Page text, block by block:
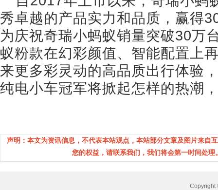
秀卓越的产品实力和品质，赢得
为庆祝奇瑞小蚂蚁销量突破30万
蚁粉款在幻彩颜值、智能配置上
来更多彩灵动的高品质出行体验
纯电小车冠军将掀起怎样的热潮
声明：本文为资讯信息，不代表本站观点，本站部分文章及图片来自
您的权益，请联系我们，我们将会第一时间处
Copyright